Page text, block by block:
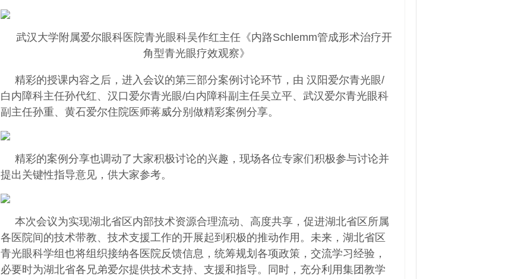
武汉大学附属爱尔眼科医院青光眼科吴作红主任《内路Schlemm管成形术治疗开
角型青光眼疗效观察》
精彩的授课内容之后，进入会议的第三部分案例讨论环节，由 汉阳爱尔青光眼/
白内障科主任孙代红、汉口爱尔青光眼/白内障科副主任吴立平、武汉爱尔青光眼科
副主任孙重、黄石爱尔住院医师蒋威分别做精彩案例分享。
精彩的案例分享也调动了大家积极讨论的兴趣，现场各位专家们积极参与讨论并
提出关键性指导意见，供大家参考。
本次会议为实现湖北省区内部技术资源合理流动、高度共享，促进湖北省区所属
各医院间的技术带教、技术支援工作的开展起到积极的推动作用。未来，湖北省区
青光眼科学组也将组织接纳各医院反馈信息，统筹规划各项政策，交流学习经验，
必要时为湖北省各兄弟爱尔提供技术支持、支援和指导。同时，充分利用集团教学